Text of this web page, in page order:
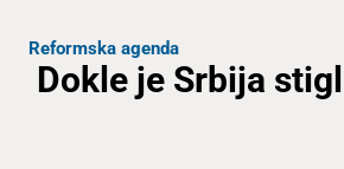
Reformska agenda
Dokle je Srbija